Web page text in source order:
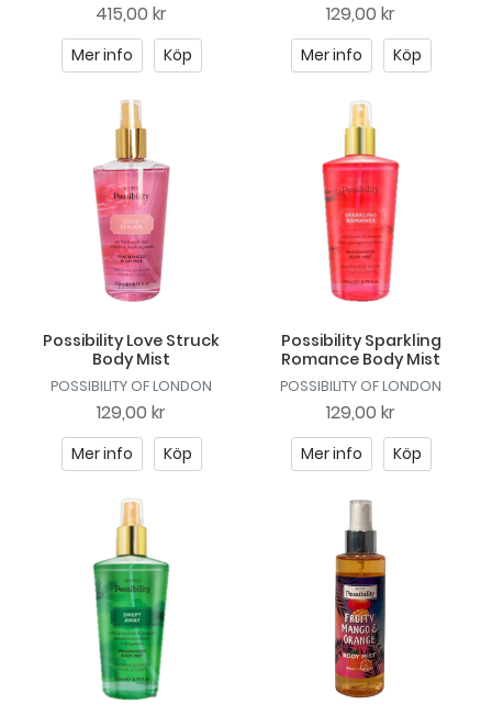
415,00 kr
Mer info Köp
129,00 kr
Mer info Köp
Possibility Love Struck
Body Mist
POSSIBILITY OF LONDON
129,00 kr
Mer info Köp
Possibility Sparkling
Romance Body Mist
POSSIBILITY OF LONDON
129,00 kr
Mer info Köp